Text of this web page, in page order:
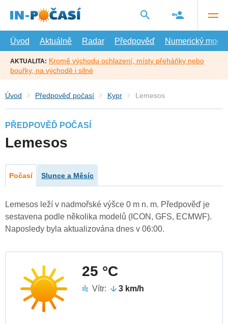
hlavní
Úvod
Aktuálně Radar Předpověď Numerický model
AKTUALITA: Kromě východu ochlazení, místy přeháňky nebo
bouřky, na východě i silné
Úvod Předpověď počasí Kypr Lemesos
PŘEDPOVĚĎ POČASÍ
Lemesos
Počasí Slunce a Měsíc
Lemesos leží v nadmořské výšce 0 m n. m. Předpověď je
sestavena podle několika modelů (ICON, GFS, ECMWF).
Naposledy byla aktualizována dnes v 06:00.
25 °C
Vítr: 3 km/h